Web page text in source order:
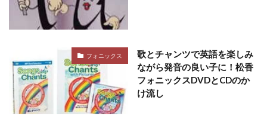
フォニックス
歌とチャンツで英語を楽しみ
ながら発音の良い子に！松香
フォニックスDVDとCDのか
け流し